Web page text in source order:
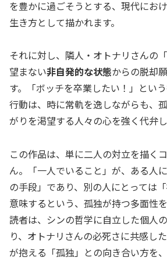
を豊かに過ごそうとする、現代にお
生き方として描かれます。
それに対し、隣人・オトナリさんの
望まない非自発的な状態からの脱却
す。「ボッチを卒業したい！」とい
行動は、時に常軌を逸しながらも、
がりを渇望する人々の心を強く代弁し
この作品は、単に二人の対立を描く
ん。「一人でいること」が、ある人
の手段」であり、別の人にとっては
意味するという、孤独が持つ多面性
読者は、シンの哲学に自立した個人
り、オトナリさんの必死さに共感し
が抱える「孤独」との向き合い方を